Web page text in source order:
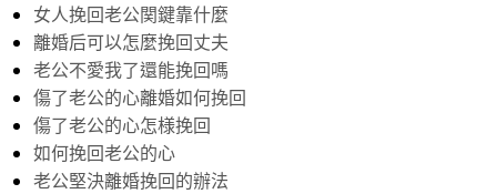
女人挽回老公関鍵靠什麼
離婚后可以怎麼挽回丈夫
老公不愛我了還能挽回嗎
傷了老公的心離婚如何挽回
傷了老公的心怎様挽回
如何挽回老公的心
老公堅決離婚挽回的辦法